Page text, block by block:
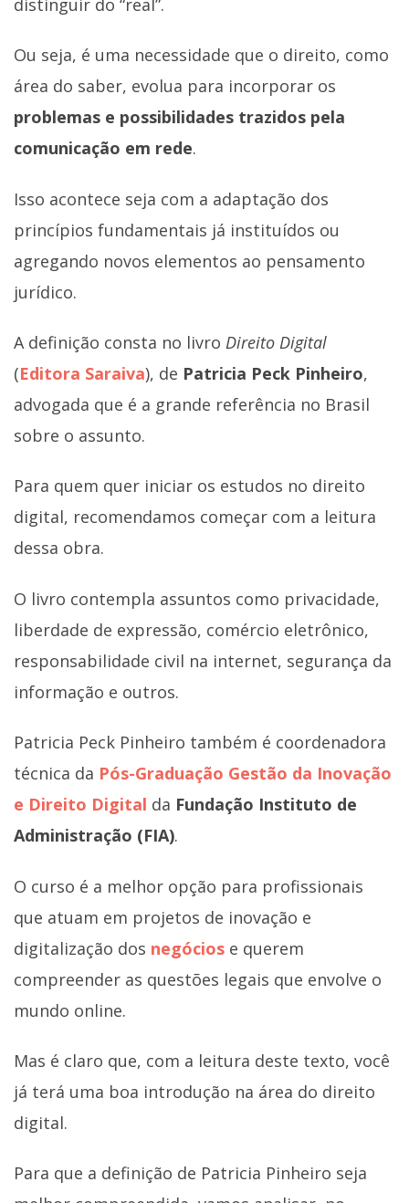
Ou seja, é uma necessidade que o direito, como
área do saber, evolua para incorporar os
problemas e possibilidades trazidos pela
comunicação em rede.
Isso acontece seja com a adaptação dos
princípios fundamentais já instituídos ou
agregando novos elementos ao pensamento
jurídico.
A definição consta no livro Direito Digital
(Editora Saraiva), de Patricia Peck Pinheiro,
advogada que é a grande referência no Brasil
sobre o assunto.
Para quem quer iniciar os estudos no direito
digital, recomendamos começar com a leitura
dessa obra.
O livro contempla assuntos como privacidade,
liberdade de expressão, comércio eletrônico,
responsabilidade civil na internet, segurança da
informação e outros.
Patricia Peck Pinheiro também é coordenadora
técnica da Pós-Graduação Gestão da Inovação
e Direito Digital da Fundação Instituto de
Administração (FIA).
O curso é a melhor opção para profissionais
que atuam em projetos de inovação e
digitalização dos negócios e querem
compreender as questões legais que envolve o
mundo online.
Mas é claro que, com a leitura deste texto, você
já terá uma boa introdução na área do direito
digital.
Para que a definição de Patricia Pinheiro seja